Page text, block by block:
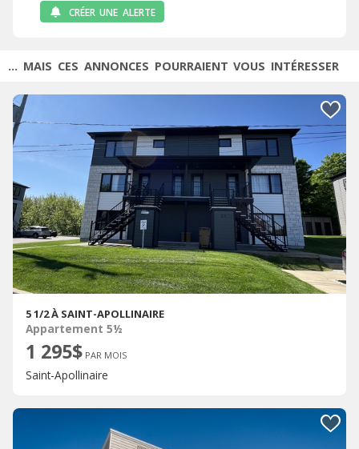
CRÉER UNE ALERTE
... MAIS CES ANNONCES POURRAIENT VOUS INTÉRESSER
5 1/2 À SAINT-APOLLINAIRE
Appartement 5½
1 295$ PAR MOIS
Saint-Apollinaire